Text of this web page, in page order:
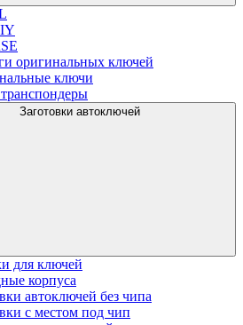
оригинальных ключей
ключи
Заготовки автоключей
для ключей
корпуса
автоключей без чипа
с местом под чип